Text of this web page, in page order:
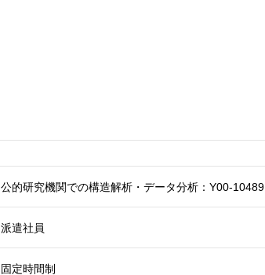
公的研究機関での構造解析・データ分析：Y00-10489
派遣社員
固定時間制